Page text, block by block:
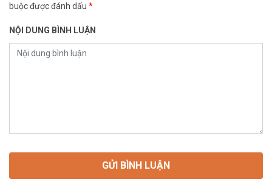
buộc được đánh dấu *
NỘI DUNG BÌNH LUẬN